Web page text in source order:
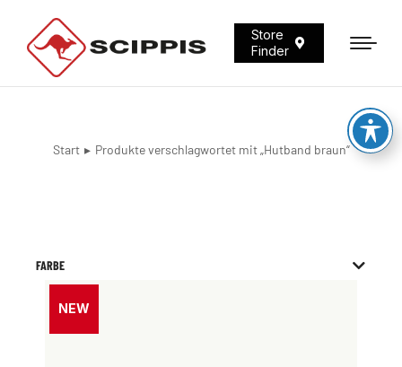
Store
Finder
Sie befinden sich hier:
Start Produkte verschlagwortet mit „Hutband braun“
FARBE
NEW